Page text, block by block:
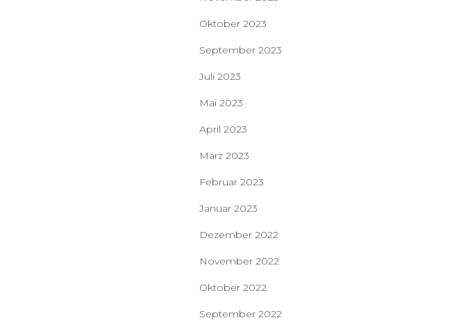
Oktober 2023
September 2023
Juli 2023
Mai 2023
April 2023
März 2023
Februar 2023
Januar 2023
Dezember 2022
November 2022
Oktober 2022
September 2022